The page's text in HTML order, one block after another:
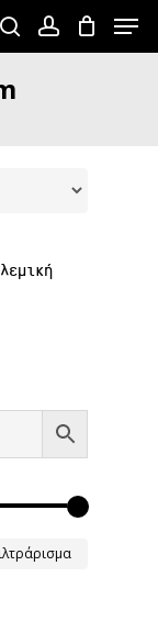
searchaccount
Menu